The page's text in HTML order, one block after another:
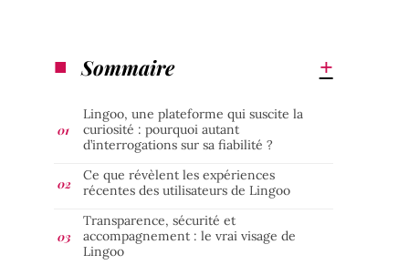
Sommaire
Lingoo, une plateforme qui suscite la
curiosité : pourquoi autant
d’interrogations sur sa fiabilité ?
Ce que révèlent les expériences
récentes des utilisateurs de Lingoo
Transparence, sécurité et
accompagnement : le vrai visage de
Lingoo